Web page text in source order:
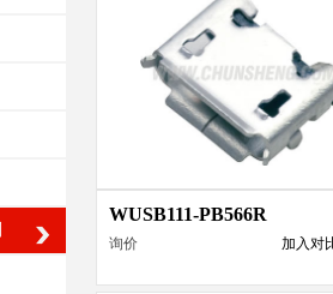
WUSB111-PB566R
询价 加入对